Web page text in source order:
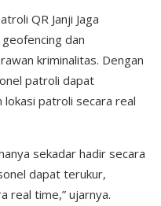
QR Janji Jaga
dan
kriminalitas. Dengan
patroli dapat
patroli secara real
sekadar hadir secara
dapat terukur,
real time,” ujarnya.